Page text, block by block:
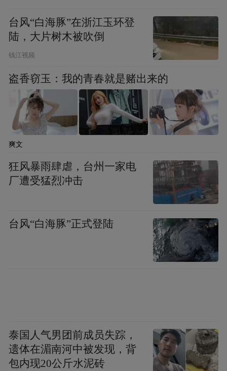
业”。尽管目前十八届三中全会的经济声响还
没有实现，但黄益平却对此并不担心：“我们
的改革本身就是一个循序渐进的改革，落实
需要一个过程，大方向没问题就可以。”
开放的同时更要防范风险
事实上，需要竞争和开放的并不只新兴行
来，对金融业的开放应该更大胆。正如整个
经济改革开放，还有进一步改善的空间。当
然，进一步开放的同时更要防范风险，在开
放的过程当中，要构建宏观审慎监管的框
台风“白海豚”在浙江玉环登
陆，大片树木被吹倒
钱江视频
盗香窃玉：我的青春就是赌出来的
爽文
狂风暴雨肆虐，台州一家电
厂遭受猛烈冲击
台风“白海豚”正式登陆
泰国人气男团前成员失踪，
遗体在湄南河中被发现，背
包内现20公斤水泥砖